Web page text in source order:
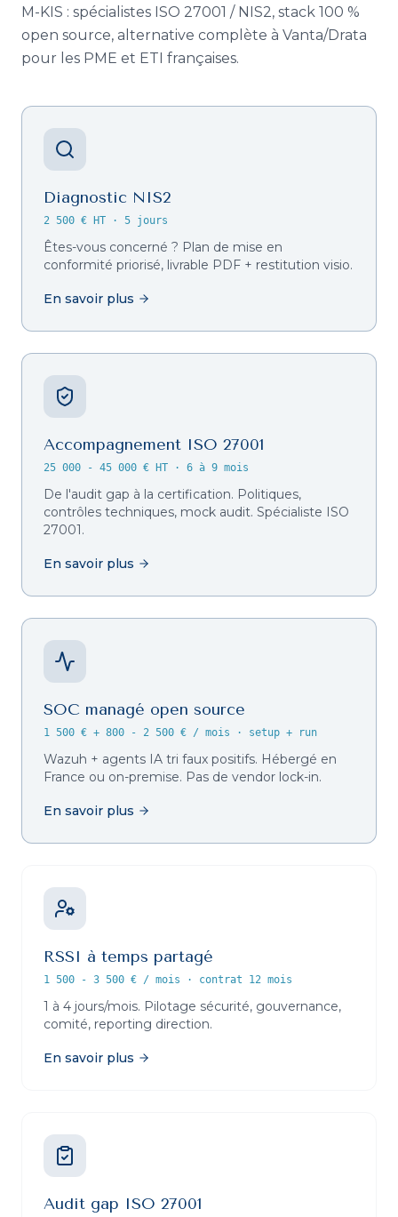
M-KIS : spécialistes ISO 27001 / NIS2, stack 100 %
open source, alternative complète à Vanta/Drata
pour les PME et ETI françaises.
Diagnostic NIS2
2 500 € HT · 5 jours
Êtes-vous concerné ? Plan de mise en
conformité priorisé, livrable PDF + restitution visio.
En savoir plus
Accompagnement ISO 27001
25 000 - 45 000 € HT · 6 à 9 mois
De l'audit gap à la certification. Politiques,
contrôles techniques, mock audit. Spécialiste ISO
27001.
En savoir plus
SOC managé open source
1 500 € + 800 - 2 500 € / mois · setup + run
Wazuh + agents IA tri faux positifs. Hébergé en
France ou on-premise. Pas de vendor lock-in.
En savoir plus
RSSI à temps partagé
1 500 - 3 500 € / mois · contrat 12 mois
1 à 4 jours/mois. Pilotage sécurité, gouvernance,
comité, reporting direction.
En savoir plus
Audit gap ISO 27001